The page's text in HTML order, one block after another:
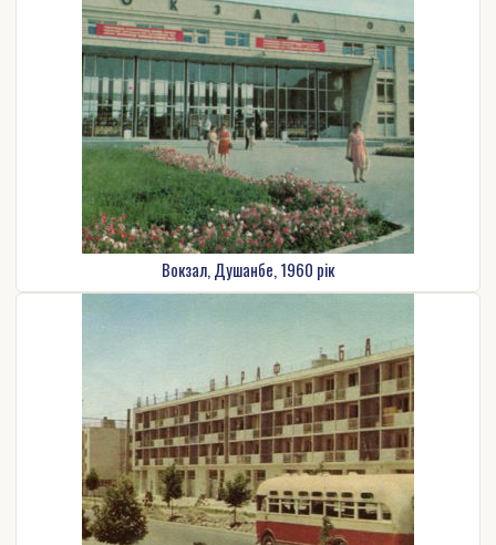
Вокзал, Душанбе, 1960 рік